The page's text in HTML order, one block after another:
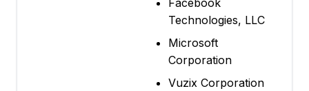
Facebook
Technologies, LLC
Microsoft
Corporation
Vuzix Corporation